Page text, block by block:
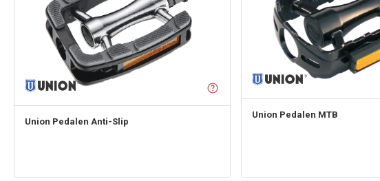
Union Pedalen Anti-Slip
Union Pedalen MTB